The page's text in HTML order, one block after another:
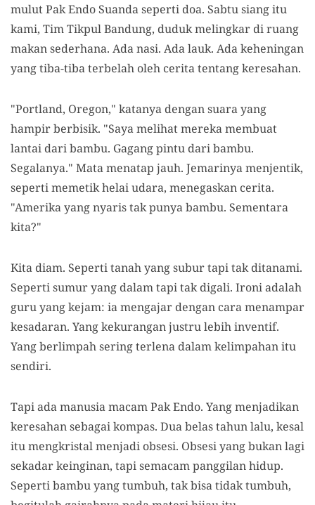
mulut Pak Endo Suanda seperti doa. Sabtu siang itu
kami, Tim Tikpul Bandung, duduk melingkar di ruang
makan sederhana. Ada nasi. Ada lauk. Ada keheningan
yang tiba-tiba terbelah oleh cerita tentang keresahan.
"Portland, Oregon," katanya dengan suara yang
hampir berbisik. "Saya melihat mereka membuat
lantai dari bambu. Gagang pintu dari bambu.
Segalanya." Mata menatap jauh. Jemarinya menjentik,
seperti memetik helai udara, menegaskan cerita.
"Amerika yang nyaris tak punya bambu. Sementara
kita?"
Kita diam. Seperti tanah yang subur tapi tak ditanami.
Seperti sumur yang dalam tapi tak digali. Ironi adalah
guru yang kejam: ia mengajar dengan cara menampar
kesadaran. Yang kekurangan justru lebih inventif.
Yang berlimpah sering terlena dalam kelimpahan itu
sendiri.
Tapi ada manusia macam Pak Endo. Yang menjadikan
keresahan sebagai kompas. Dua belas tahun lalu, kesal
itu mengkristal menjadi obsesi. Obsesi yang bukan lagi
sekadar keinginan, tapi semacam panggilan hidup.
Seperti bambu yang tumbuh, tak bisa tidak tumbuh,